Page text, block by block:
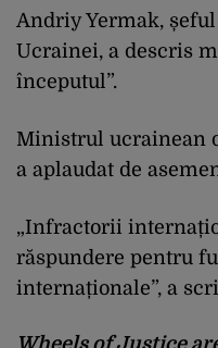
Andriy Yermak,
Ucrainei, a descris
începutul”.
Ministrul ucrainean
a aplaudat de
„Infractorii
răspundere pentru
internaționale”, a
Wheels of Justice